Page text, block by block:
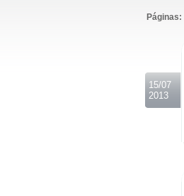
Páginas:
15/07
2013